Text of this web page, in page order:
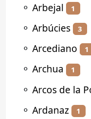
⚬ Arbejal 1
⚬ Arbúcies 3
⚬ Arcediano 1
⚬ Archua 1
⚬ Arcos de la
⚬ Ardanaz 1